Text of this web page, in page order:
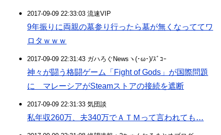
2017-09-09 22:33:03 流速VIP
9年振りに両親の墓参り行ったら墓が無くなっててワ
ロタｗｗｗ
2017-09-09 22:31:43 ガハろぐNewsヽ(･ω･)/ｽﾞｺｰ
神々が闘う格闘ゲーム「Fight of Gods」が国際問題
に マレーシアがSteamストアの接続を遮断
2017-09-09 22:31:33 気団談
私年収260万、夫340万でＡＴＭって言われても…